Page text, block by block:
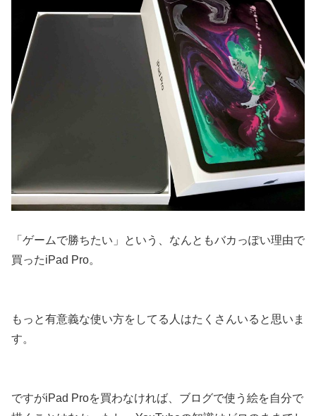
「ゲームで勝ちたい」という、なんともバカっぽい理由で
買ったiPad Pro。
もっと有意義な使い方をしてる人はたくさんいると思いま
す。
ですがiPad Proを買わなければ、ブログで使う絵を自分で